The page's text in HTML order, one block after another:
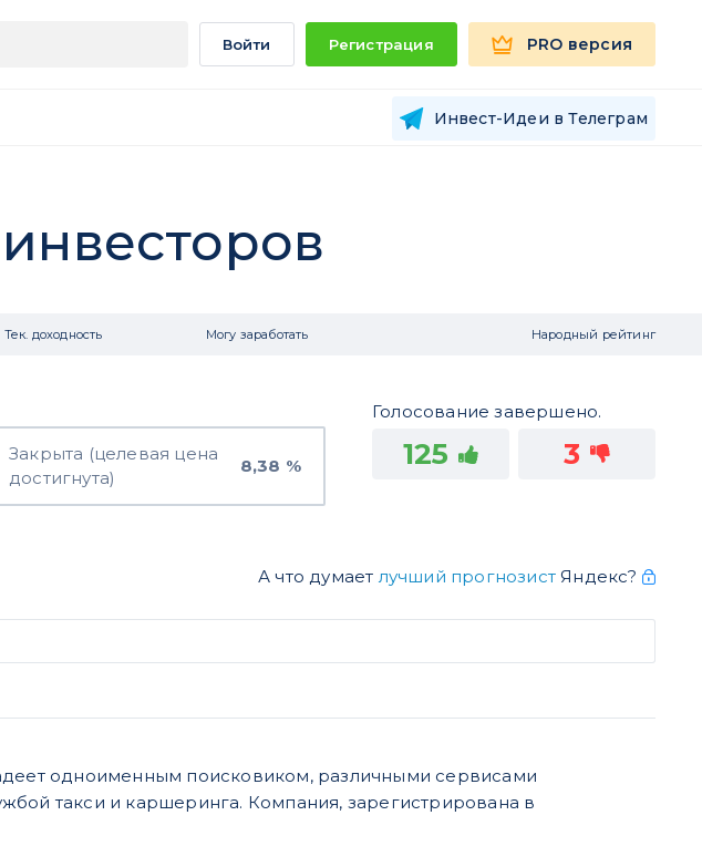
Войти Регистрация PRO версия
Инвест-Идеи в Телеграм
Тек. доходность Могу заработать Народный рейтинг
Закрыта (целевая цена
достигнута)
8,38 %
Голосование завершено.
125 3
А что думает лучший прогнозистЯндекс?
одноименным поисковиком, различными сервисами
такси и каршеринга. Компания, зарегистрирована в